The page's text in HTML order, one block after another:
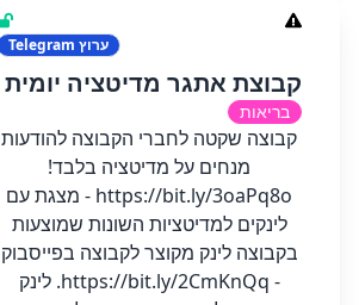
ערוץ
קבוצת אתגר מדיטציה יומית
בריאות
קבוצה שקטה לחברי הקבוצה להודעות
מנחים על מדיטציה בלבד!
https://bit.ly/3oaPq8o - מצגת עם
לינקים למדיטציות השונות שמוצעות
בקבוצה לינק מקוצר לקבוצה בפייסבוק
- https://bit.ly/2CmKnQq. לינק